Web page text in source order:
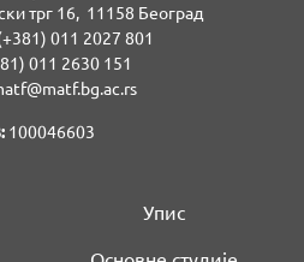
трг 16, 11158 Београд
011 2027 801
011 2630 151
100046603
Упис